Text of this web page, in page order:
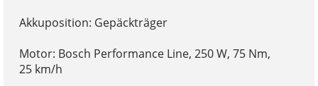
Akkuposition: Gepäckträger
Motor: Bosch Performance Line, 250 W, 75 Nm,
25 km/h